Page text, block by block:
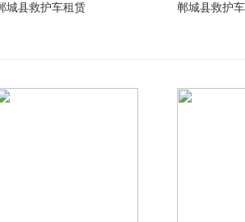
城县救护车租赁 郸城县救护